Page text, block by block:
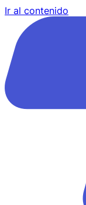
Ir al contenido